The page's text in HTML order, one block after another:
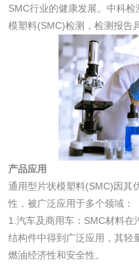
SMC行业的健康发展。中科
模塑料(SMC)检测，检测报告
产品应用
通用型片状模塑料(SMC)因其
性，被广泛应用于多个领域：
1.汽车及商用车：SMC材料
结构件中得到广泛应用，其轻
燃油经济性和安全性。
日化产
洗
花
清
水处理剂